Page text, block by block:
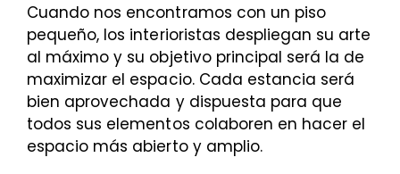
Cuando nos encontramos con un piso
pequeño, los interioristas despliegan su arte
al máximo y su objetivo principal será la de
maximizar el espacio. Cada estancia será
bien aprovechada y dispuesta para que
todos sus elementos colaboren en hacer el
espacio más abierto y amplio.